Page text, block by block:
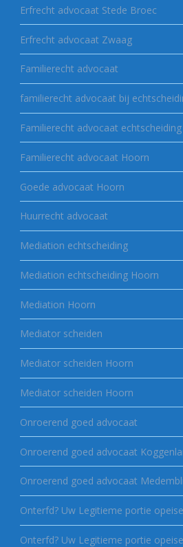
Erfrecht advocaat Stede Broec
Erfrecht advocaat Zwaag
Familierecht advocaat
familierecht advocaat bij
Familierecht advocaat
Familierecht advocaat Hoorn
Goede advocaat Hoorn
Huurrecht advocaat
Mediation echtscheiding
Mediation echtscheiding Hoorn
Mediation Hoorn
Mediator scheiden
Mediator scheiden Hoorn
Mediator scheiden Hoorn
Onroerend goed advocaat
Onroerend goed advocaat
Onroerend goed advocaat
Onterfd? Uw Legitieme portie
Onterfd? Uw Legitieme portie